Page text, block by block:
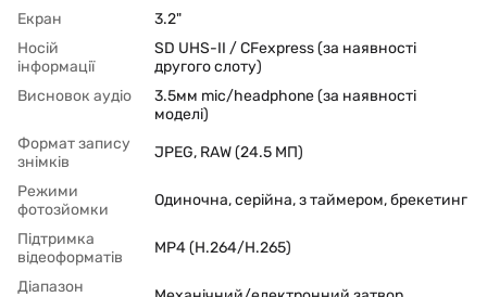
Екран
3.2"
Носій
інформації
SD UHS-II / CFexpress (за наявності
другого слоту)
Висновок аудіо
3.5мм mic/headphone (за наявності
моделі)
Формат запису
знімків
JPEG, RAW (24.5 МП)
Режими
фотозйомки
Одиночна, серійна, з таймером, брекетинг
Підтримка
відеоформатів
MP4 (H.264/H.265)
Діапазон